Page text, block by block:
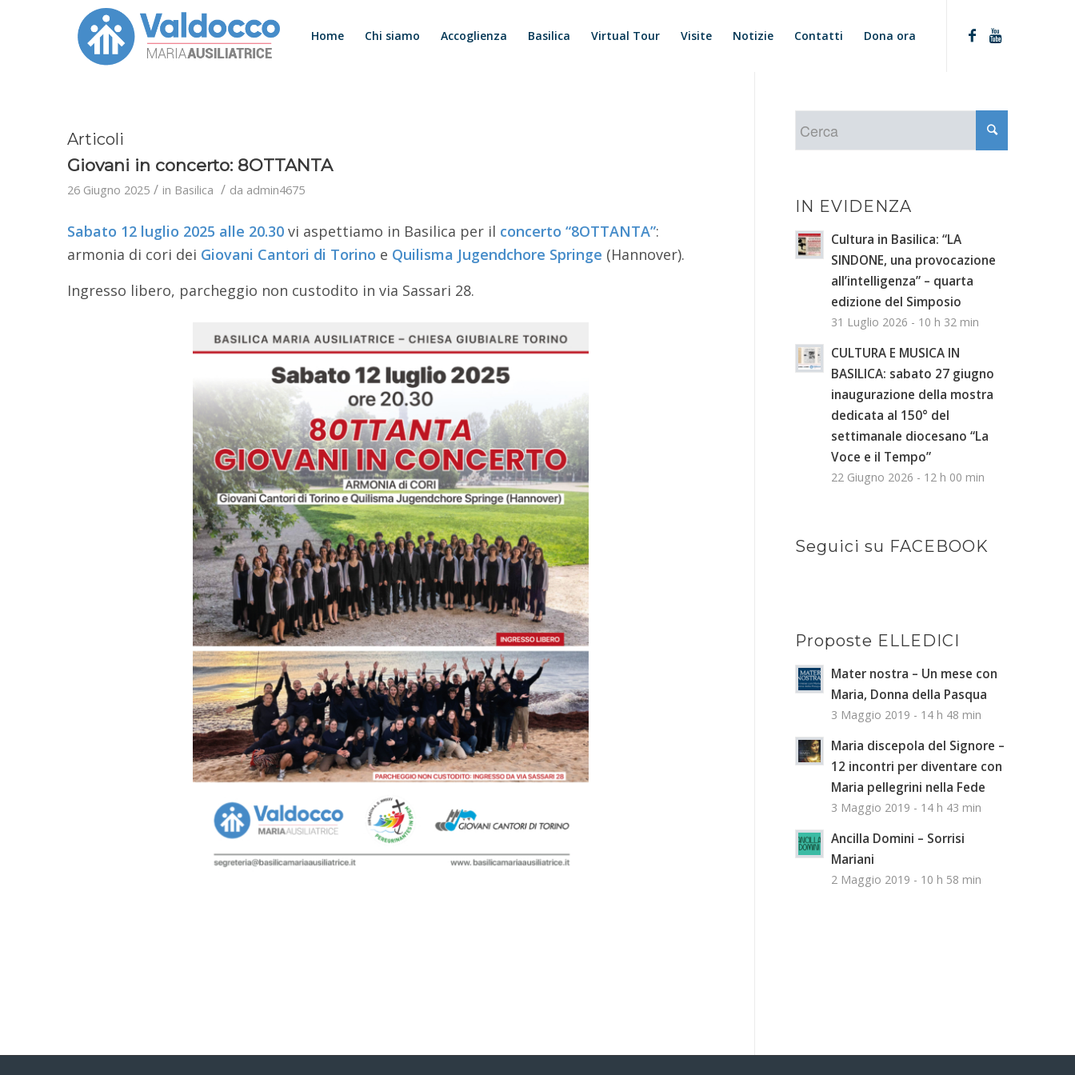
Home Chi siamo Accoglienza Basilica Virtual Tour Visite Notizie Contatti Dona ora
Articoli
Giovani in concerto: 8OTTANTA
26 Giugno 2025 / in Basilica / da admin4675
Sabato 12 luglio 2025 alle 20.30vi aspettiamo in Basilica per il concerto “8OTTANTA”:
armonia di cori dei Giovani Cantori di Torino e Quilisma Jugendchore Springe (Hannover).
Ingresso libero, parcheggio non custodito in via Sassari 28.
IN EVIDENZA
Cultura in Basilica: “LA
SINDONE, una provocazione
all’intelligenza” – quarta
edizione del Simposio
31 Luglio 2026 - 10 h 32 min
CULTURA E MUSICA IN
BASILICA: sabato 27 giugno
inaugurazione della mostra
dedicata al 150° del
settimanale diocesano “La
Voce e il Tempo”
22 Giugno 2026 - 12 h 00 min
Seguici su FACEBOOK
Proposte ELLEDICI
Mater nostra – Un mese con
Maria, Donna della Pasqua
3 Maggio 2019 - 14 h 48 min
Maria discepola del Signore –
12 incontri per diventare con
Maria pellegrini nella Fede
3 Maggio 2019 - 14 h 43 min
Ancilla Domini – Sorrisi
Mariani
2 Maggio 2019 - 10 h 58 min